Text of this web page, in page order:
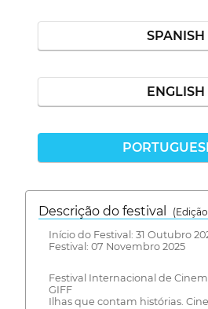
SPANISH
ENGLISH
Descrição do festival
Início do Festival: 31 Outubro
Festival: 07 Novembro 2025
Festival Internacional de
GIFF
Ilhas que contam histórias.